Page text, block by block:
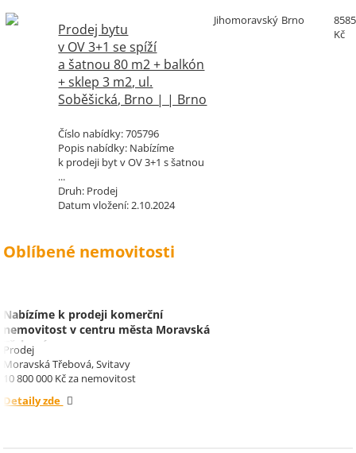
Prodej bytu
v OV 3+1 se spíží
a šatnou 80 m2 + balkón
+ sklep 3 m2, ul.
Soběšická, Brno | | Brno
Číslo nabídky:705796
Popis nabídky: Nabízíme
k prodeji byt v OV 3+1 s šatnou
...
Druh: Prodej
Datum vložení:2.10.2024
Jihomoravský Brno
Kč
Oblíbené nemovitosti
Nabízíme k prodeji komerční
nemovitost v centru města Moravská
Třebová.
Prodej
Moravská Třebová, Svitavy
10 800 000 Kč za nemovitost
Detaily zde